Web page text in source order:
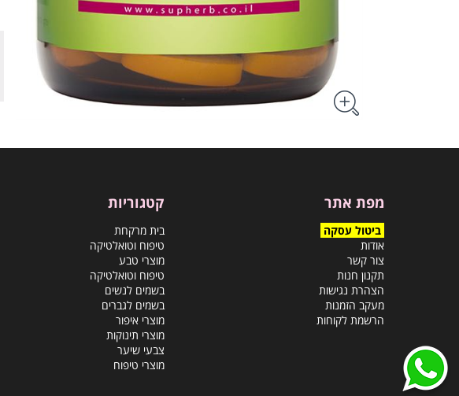
מפת אתר
ביטול עסקה
אודות
צור קשר
תקנון חנות
הצהרת נגישות
מעקב הזמנות
הרשמת לקוחות
קטגוריות
בית מרקחת
טיפוח וטואלטיקה
מוצרי טבע
טיפוח וטואלטיקה
בשמים לנשים
בשמים לגברים
מוצרי איפור
מוצרי תינוקות
צבעי שיער
מוצרי טיפוח